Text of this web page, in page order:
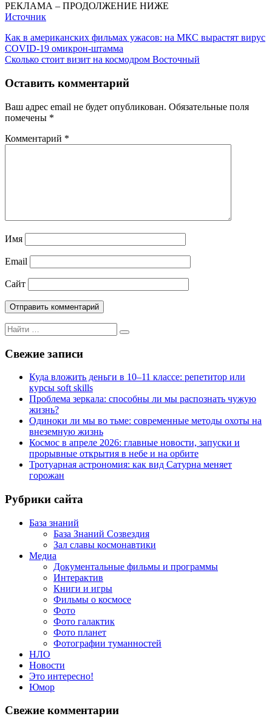
РЕКЛАМА – ПРОДОЛЖЕНИЕ НИЖЕ
Источник
Навигация
по
Предыдущая
запись:
Как в американских фильмах ужасов: на МКС вырастят вирус
COVID-19 омикрон-штамма
Следующая
Сколько стоит визит на космодром Восточный
Оставить комментарий
Ваш адрес email не будет опубликован. Обязательные поля
помечены *
Комментарий *
Имя
Email
Сайт
Поиск
для:
Поиск
Свежие записи
Куда вложить деньги в 10–11 классе: репетитор или
курсы soft skills
Проблема зеркала: способны ли мы распознать чужую
жизнь?
Одиноки ли мы во тьме: современные методы охоты на
внеземную жизнь
Космос в апреле 2026: главные новости, запуски и
прорывные открытия в небе и на орбите
Тротуарная астрономия: как вид Сатурна меняет
горожан
Рубрики сайта
База знаний
База Знаний Созвездия
Зал славы космонавтики
Медиа
Документальные фильмы и программы
Интерактив
Книги и игры
Фильмы о космосе
Фото
Фото галактик
Фото планет
Фотографии туманностей
НЛО
Новости
Это интересно!
Юмор
Свежие комментарии